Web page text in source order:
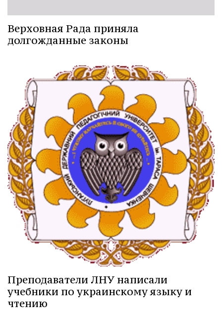
Верховная Рада приняла
долгожданные законы
Преподаватели ЛНУ написали
учебники по украинскому языку и
чтению